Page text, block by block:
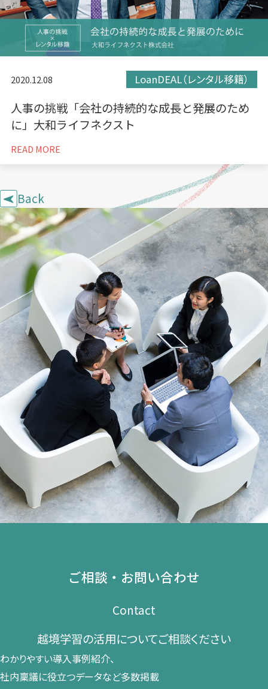
2020.12.08 LoanDEAL（レンタル移籍）
人事の挑戦「会社の持続的な成長と発展のため
に」大和ライフネクスト
READ MORE
Back
ご相談・お問い合わせ
Contact
越境学習の​活用に​ついて​ご相談ください​
わかりやすい導入事例紹介、​
社内稟議に​役立つデータなど​多数掲載